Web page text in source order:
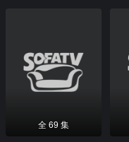
全 69 集